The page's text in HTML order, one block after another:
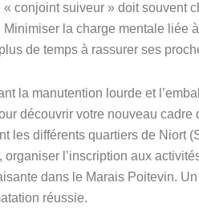
« conjoint suiveur » doit souvent
Minimiser la charge mentale liée
de temps à rassurer ses
la manutention lourde et
découvrir votre nouveau
les différents quartiers de Niort
organiser l’inscription aux
dans le Marais Poitevin.
réussie.